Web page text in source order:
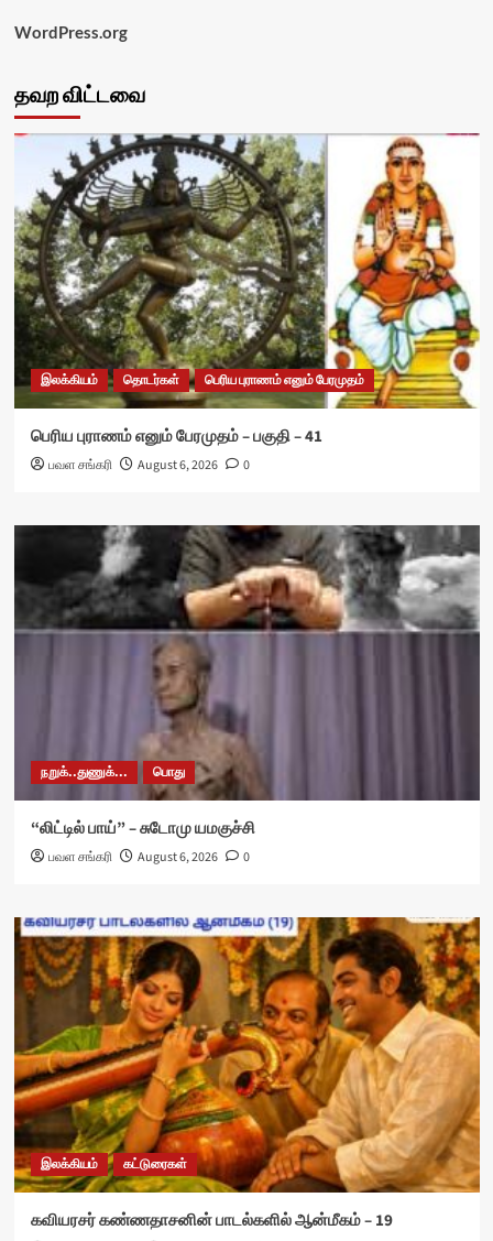
WordPress.org
தவற விட்டவை
இலக்கியம் தொடர்கள் பெரிய புராணம் எனும் பேரமுதம்
பெரிய புராணம் எனும் பேரமுதம் – பகுதி – 41
பவள சங்கரி August 6, 2026 0
நறுக்..துணுக்... பொது
“லிட்டில் பாய்” – சுடோமு யமகுச்சி
பவள சங்கரி August 6, 2026 0
இலக்கியம் கட்டுரைகள்
கவியரசர் கண்ணதாசனின் பாடல்களில் ஆன்மீகம் – 19